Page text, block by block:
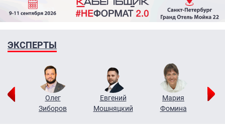
ЭКСПЕРТЫ
Олег
Зиборов
Евгений
Мошняцкий
Мария
Фомина